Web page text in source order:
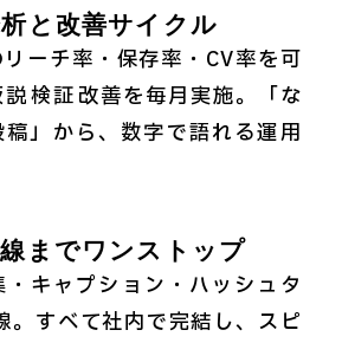
と改善サイクル
ーチ率・保存率・CV率を可
→検証→改善を毎月実施。「な
」から、数字で語れる運用
までワンストップ
キャプション・ハッシュタ
。すべて社内で完結し、スピ